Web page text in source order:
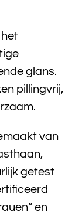
het
glans.
pillingvrij,
van
getest
en